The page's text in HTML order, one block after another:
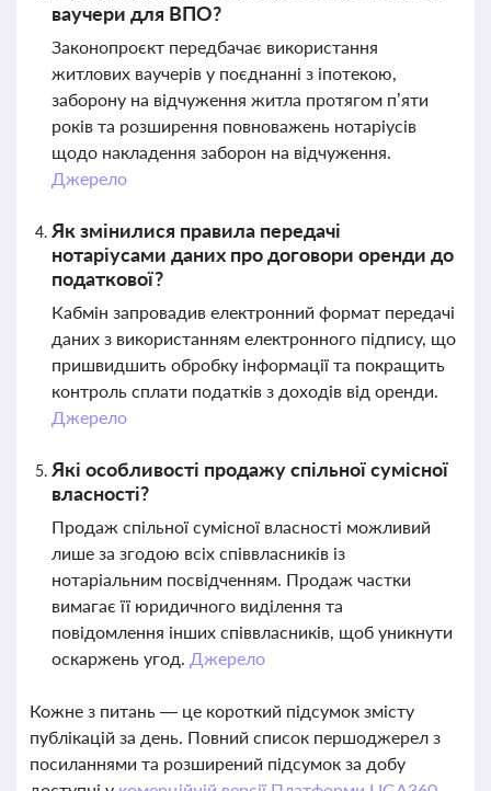
ваучери для ВПО?
Законопроєкт передбачає використання
житлових ваучерів у поєднанні з іпотекою,
заборону на відчуження житла протягом п’яти
років та розширення повноважень нотаріусів
щодо накладення заборон на відчуження.
Джерело
Як змінилися правила передачі
нотаріусами даних про договори оренди до
податкової?
Кабмін запровадив електронний формат передачі
даних з використанням електронного підпису, що
пришвидшить обробку інформації та покращить
контроль сплати податків з доходів від оренди.
Джерело
Які особливості продажу спільної сумісної
власності?
Продаж спільної сумісної власності можливий
лише за згодою всіх співвласників із
нотаріальним посвідченням. Продаж частки
вимагає її юридичного виділення та
повідомлення інших співвласників, щоб уникнути
оскаржень угод. Джерело
Кожне з питань — це короткий підсумок змісту
публікацій за день. Повний список першоджерел з
посиланнями та розширений підсумок за добу